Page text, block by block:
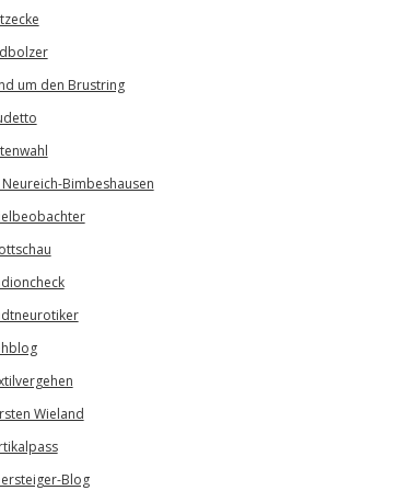
um den Brustring
Neureich-Bimbeshausen
Wieland
Blog